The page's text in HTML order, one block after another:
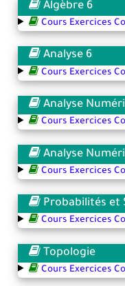
Algèbre 6
Cours Exercices
Analyse 6
Cours Exercices
Analyse
Cours Exercices
Analyse
Cours Exercices
Probabilités et
Cours Exercices
Topologie
Cours Exercices